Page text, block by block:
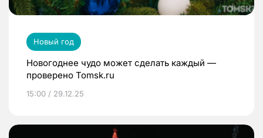
Новый год
Новогоднее чудо может сделать каждый —
проверено Tomsk.ru
15:00 / 29.12.25